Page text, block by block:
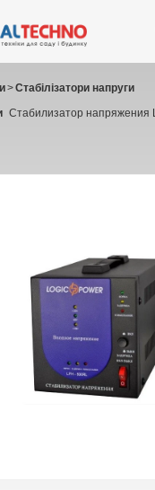
Стабілізатори напруги
>
Стабилизатор напряжения